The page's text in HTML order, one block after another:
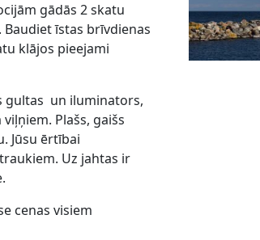
gādās 2 skatu
īstas brīvdienas
klājos pieejami
gultas un iluminators,
Plašs, gaišs
Jūsu ērtībai
Uz jahtas ir
cenas visiem